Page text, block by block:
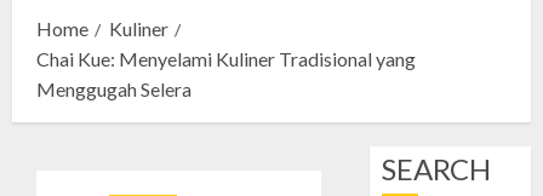
Home
Kuliner
Chai Kue: Menyelami Kuliner Tradisional yang
Menggugah Selera
SEARCH